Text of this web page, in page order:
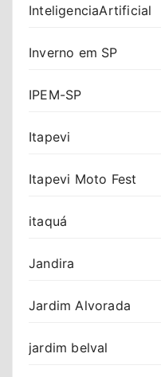
InteligenciaArtificial
Inverno em SP
IPEM-SP
Itapevi
Itapevi Moto Fest
itaquá
Jandira
Jardim Alvorada
jardim belval